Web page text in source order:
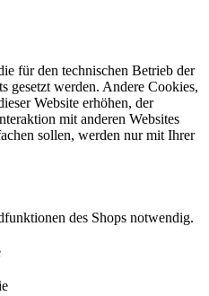
für den technischen Betrieb der
gesetzt werden. Andere Cookies,
Website erhöhen, der
mit anderen Websites
sollen, werden nur mit Ihrer
des Shops notwendig.